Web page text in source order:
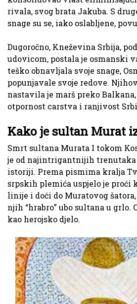
rivala, svog brata Jakuba. S
snage su se, iako oslabljene,
Dugoročno, Kneževina Srbija,
udovicom, postala je osmanski
teško obnavljala svoje snage,
popunjavale svoje redove.
nastavila je marš preko
otpornost carstva i ranjivost
Kako je sultan Murat
Smrt sultana Murata I tokom
je od najintrigantnijih trenutaka
istoriji. Prema pismima kralja
srpskih plemića uspjelo je proći
linije i doći do Muratovog šatora,
njih “hrabro” ubo sultana u grlo.
kao herojsko djelo.